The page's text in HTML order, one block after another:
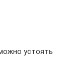
устоять